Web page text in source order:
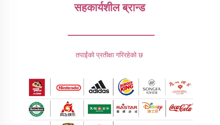
सहकार्यशील ब्रान्ड
________________
तपाईंको प्रतीक्षा गरिरहेको छ